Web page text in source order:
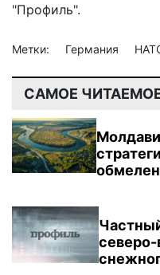
"Профиль".
Метки: Германия
САМОЕ